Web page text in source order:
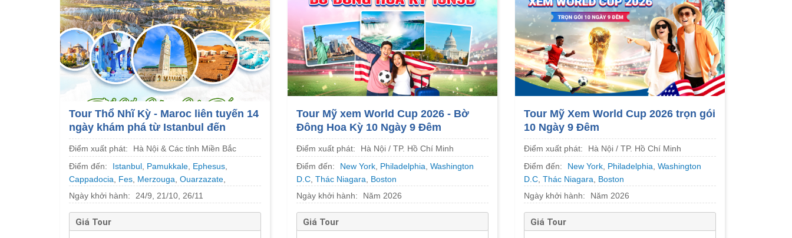
Tour Thổ Nhĩ Kỳ - Maroc liên tuyến 14
ngày khám phá từ Istanbul đến
Marrakech
Điểm xuất phát:
Hà Nội & Các tỉnh Miền Bắc
Điểm đến:
Istanbul Pamukkale Ephesus
Cappadocia
Fes Merzouga Ouarzazate
Marrakech
Ngày khởi hành: 24/9, 21/10, 26/11
Giá Tour
Tour Mỹ xem World Cup 2026 - Bờ
Đông Hoa Kỳ 10 Ngày 9 Đêm
Điểm xuất phát:
Hà Nội / TP. Hồ Chí Minh
Điểm đến:
New York Philadelphia ,Washington
D.C ,Thác Niagara
Boston
Ngày khởi hành:
Năm 2026
Giá Tour
Tour Mỹ Xem World Cup 2026 trọn gói
10 Ngày 9 Đêm
Điểm xuất phát:
Hà Nội / TP. Hồ Chí Minh
Điểm đến:
New York Philadelphia ,Washington
D.C ,Thác Niagara
Boston
Ngày khởi hành:
Năm 2026
Giá Tour